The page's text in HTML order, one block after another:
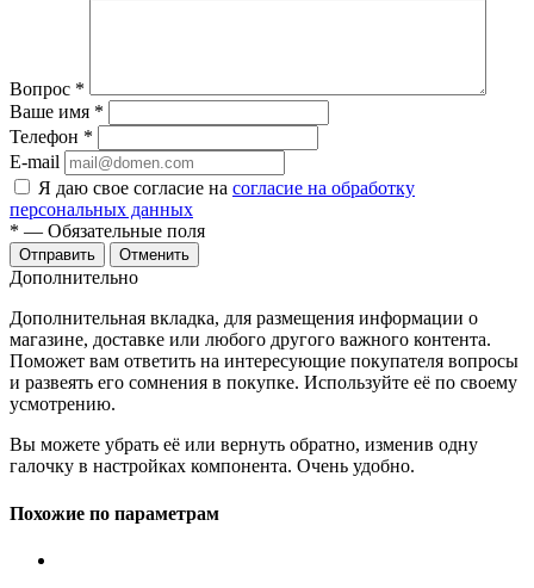
Вопрос *
Ваше имя *
Телефон *
E-mail
Я даю свое согласие на согласие на обработку
персональных данных
* — Обязательные поля
Отменить
Дополнительно
Дополнительная вкладка, для размещения информации о
магазине, доставке или любого другого важного контента.
Поможет вам ответить на интересующие покупателя вопросы
и развеять его сомнения в покупке. Используйте её по своему
усмотрению.
Вы можете убрать её или вернуть обратно, изменив одну
галочку в настройках компонента. Очень удобно.
Похожие по параметрам